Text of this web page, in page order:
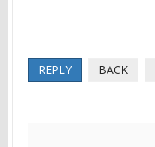
REPLY BACK